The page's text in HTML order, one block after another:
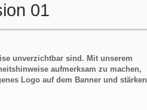
01
unverzichtbar sind. Mit unserem
aufmerksam zu machen,
Logo auf dem Banner und stärken